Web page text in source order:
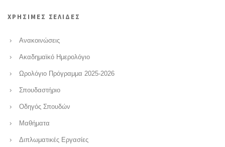
ΧΡΗΣΙΜΕΣ ΣΕΛΙΔΕΣ
Ανακοινώσεις
Ακαδημαϊκό Ημερολόγιο
Ωρολόγιο Πρόγραμμα 2025-2026
Σπουδαστήριο
Οδηγός Σπουδών
Μαθήματα
Διπλωματικές Εργασίες